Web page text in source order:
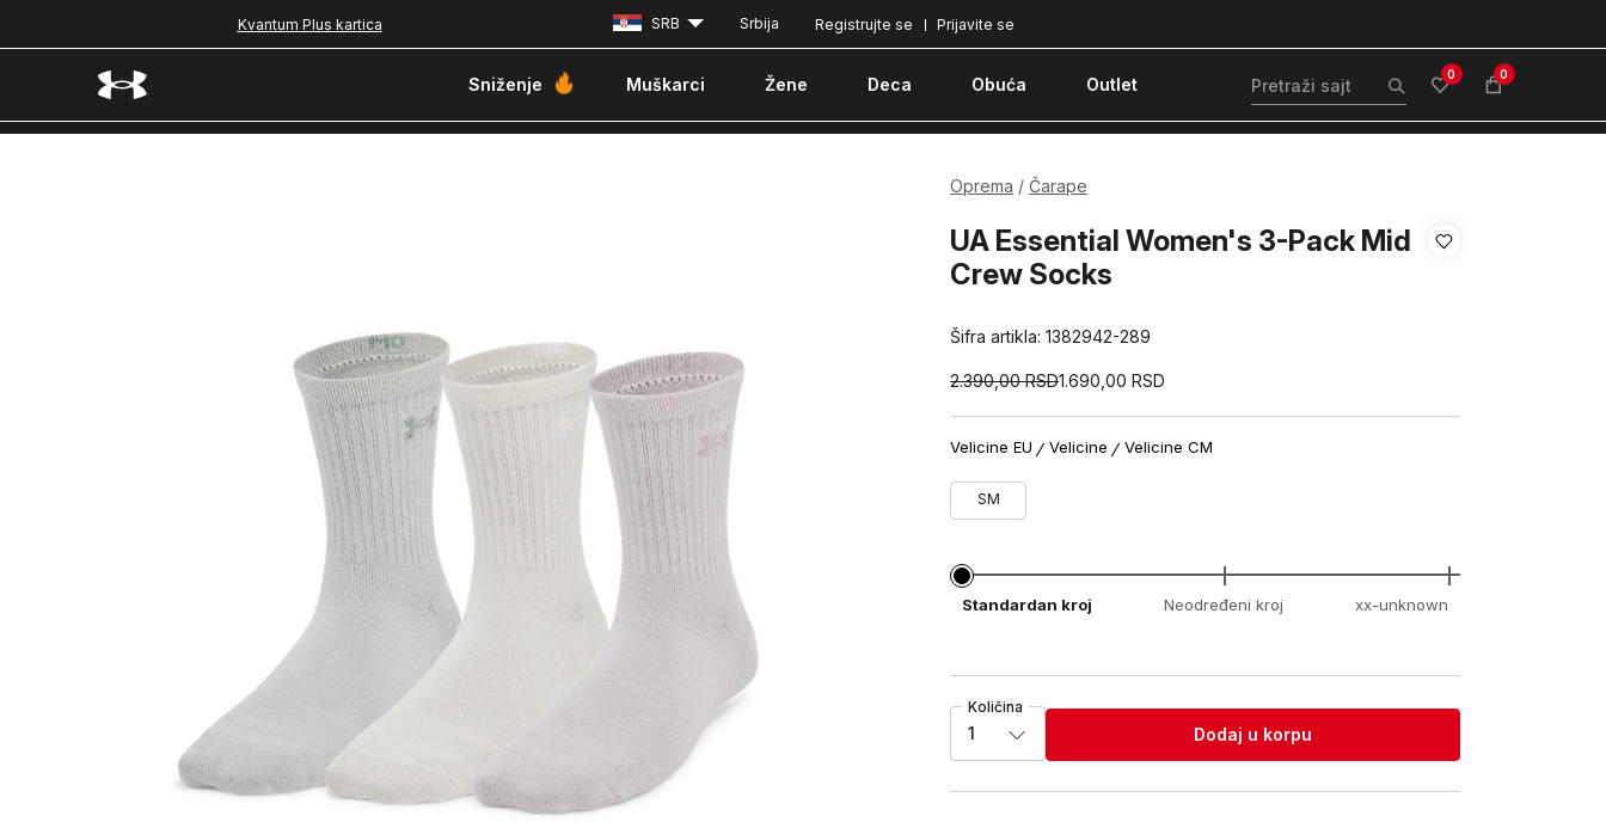
Kvantum Plus kartica Besplatna dostava za porudžbine iznad 6000 dinara Prijavite se
Registrujte se
SRB Srbija
Sniženje Muškarci Žene Deca Obuća Outlet 0 0
Oprema Čarape
UA Essential Women's 3-Pack Mid
Crew Socks
Šifra artikla:1382942-289
2.390,00 RSD1.690,00RSD
Velicine EU Velicine Velicine CM
SM
Standardan kroj Neodređeni kroj xx-unknown
Količina
1 Dodaj u korpu